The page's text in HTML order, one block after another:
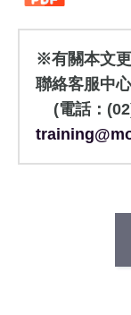
※有關本文
聯絡客服中心
(電話：